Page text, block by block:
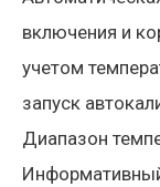
включения и
учетом
запуск
Диапазон